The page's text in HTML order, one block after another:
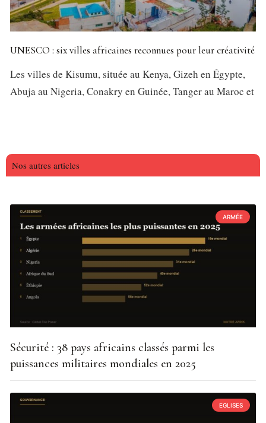
UNESCO : six villes africaines reconnues pour leur créativité
Les villes de Kisumu, située au Kenya, Gizeh en Égypte,
Abuja au Nigeria, Conakry en Guinée, Tanger au Maroc et
Nos autres articles
ARMÉE
Sécurité : 38 pays africains classés parmi les
puissances militaires mondiales en 2025
EGLISES